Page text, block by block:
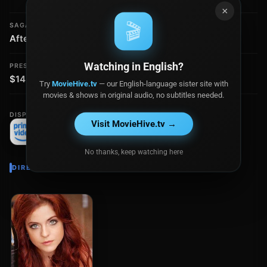
SAGA / COLECCIÓN
After - Colección
CLASIFICACIÓN
PG-13
PRESUPUESTO
$14.0 millones
RECAUDACIÓN
$21.8 millones
DISPONIBLE EN
DIRECTOR
×
🎬
Watching in English?
Try MovieHive.tv— our English-language sister site with
movies & shows in original audio, no subtitles needed.
Visit MovieHive.tv →
No thanks, keep watching here